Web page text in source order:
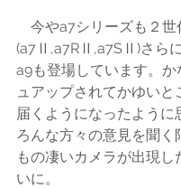
今やa7シリーズも２世
(a7Ⅱ,a7RⅡ,a7SⅡ)さら
a9も登場しています。か
ュアップされてかゆいと
届くようになったように
ろんな方々の意見を聞く
もの凄いカメラが出現し
いに。